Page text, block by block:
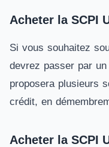
Acheter la SCPI
Si vous souhaitez
devrez passer par
proposera plusieurs
crédit, en
Acheter la SCPI